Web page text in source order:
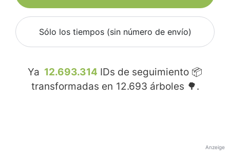
Sólo los tiempos (sin número de envío)
Ya 12.693.314 IDs de seguimiento 📦
transformadas en 12.693 árboles 🌳.
Anzeige